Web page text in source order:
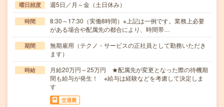
曜日頻度 週5日／月～金（土日休み）
時間
8:30～17:30（実働8時間）※上記は一例です。業務上必要
がある場合や配属先の都合により、時間帯…
期間
無期雇用（テクノ・サービスの正社員として勤務いただき
ます）
時給
月給20万円～25万円 ★配属先が変更となった際の待機期
間も給与が発生！ ※給与は経験などを考慮して決定しま
す
交通費